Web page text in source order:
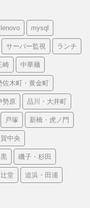
lenovo mysql
サーバー監視 ランチ
崎 中華麺
佐木町・黄金町
勢原 品川・大井町
戸塚 新橋・虎ノ門
中央
磯子・杉田
堂 追浜・田浦